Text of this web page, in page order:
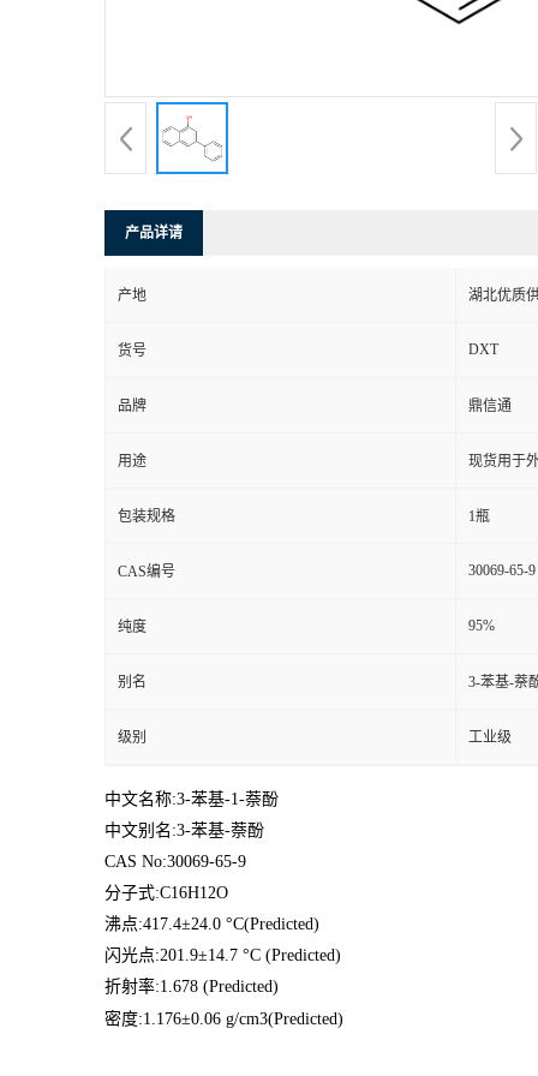
产品详请
产地 湖北优质
货号 DXT
品牌 鼎信通
用途 现货用于
包装规格 1瓶
CAS编号 30069-65-9
纯度 95%
别名 3-苯基-萘
级别 工业级
中文名称:3-苯基-1-萘酚
中文别名:3-苯基-萘酚
CAS No:30069-65-9
分子式:C16H12O
沸点:417.4±24.0 °C(Predicted)
闪光点:201.9±14.7 °C (Predicted)
折射率:1.678 (Predicted)
密度:1.176±0.06 g/cm3(Predicted)